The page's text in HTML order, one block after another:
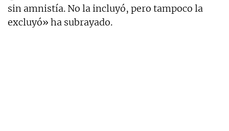
sin amnistía. No la incluyó, pero tampoco la
excluyó» ha subrayado.